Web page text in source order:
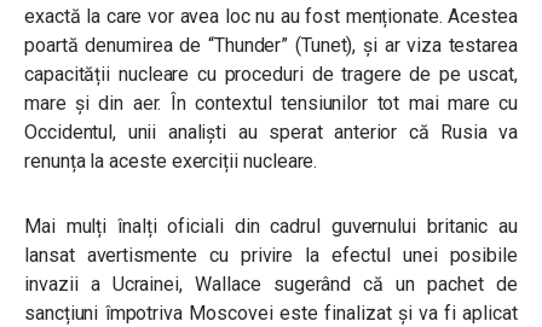
exactă la care vor avea loc nu au fost menționate. Acestea
poartă denumirea de “Thunder” (Tunet), și ar viza testarea
capacității nucleare cu proceduri de tragere de pe uscat,
mare și din aer. În contextul tensiunilor tot mai mare cu
Occidentul, unii analiști au sperat anterior că Rusia va
renunța la aceste exerciții nucleare.
Mai mulți înalți oficiali din cadrul guvernului britanic au
lansat avertismente cu privire la efectul unei posibile
invazii a Ucrainei, Wallace sugerând că un pachet de
sancțiuni împotriva Moscovei este finalizat și va fi aplicat